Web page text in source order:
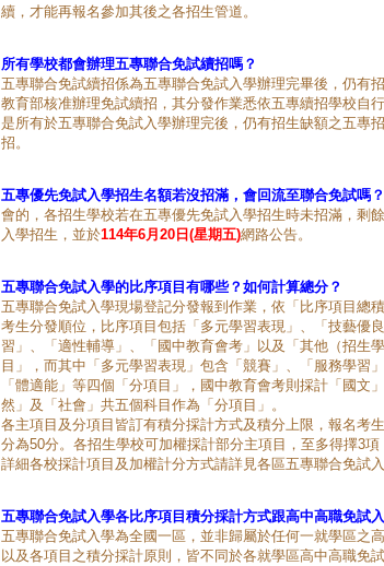
續，才能再報名參加其後之各招生管道。
所有學校都會辦理五專聯合免試續招嗎？
五專聯合免試續招係為五專聯合免試入學辦理完畢後，仍有
教育部核准辦理免試續招，其分發作業悉依五專續招學校自
是所有於五專聯合免試入學辦理完後，仍有招生缺額之五專
招。
五專優先免試入學招生名額若沒招滿，會回流至聯合免試嗎？
會的，各招生學校若在五專優先免試入學招生時未招滿，剩
入學招生，並於114年6月20日(星期五)網路公告。
五專聯合免試入學的比序項目有哪些？如何計算總分？
五專聯合免試入學現場登記分發報到作業，依「比序項目總
考生分發順位，比序項目包括「多元學習表現」、「技藝優
習」、「適性輔導」、「國中教育會考」以及「其他（招生
目」，而其中「多元學習表現」包含「競賽」、「服務學習
「體適能」等四個「分項目」，國中教育會考則採計「國文
然」及「社會」共五個科目作為「分項目」。
各主項目及分項目皆訂有積分採計方式及積分上限，報名考
分為50分。各招生學校可加權採計部分主項目，至多得擇3項
詳細各校採計項目及加權計分方式請詳見各區五專聯合免試入
五專聯合免試入學各比序項目積分採計方式跟高中高職免試
五專聯合免試入學為全國一區，並非歸屬於任何一就學區之
以及各項目之積分採計原則，皆不同於各就學區高中高職免